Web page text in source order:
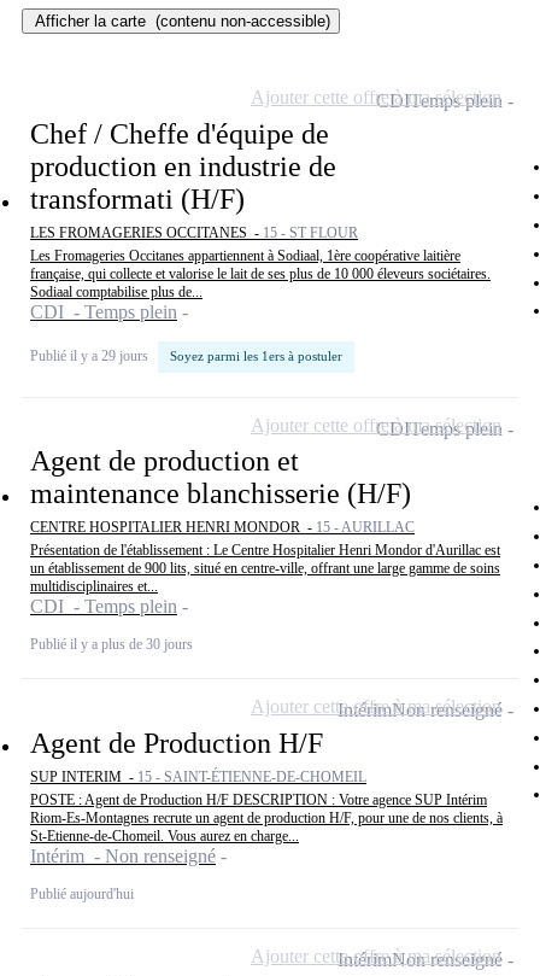
Afficher la carte (contenu non-accessible)
Chef / Cheffe d'équipe de
production en industrie de
transformati (H/F)
LES FROMAGERIES OCCITANES - 15 - ST FLOUR
Les Fromageries Occitanes appartiennent à Sodiaal, 1ère coopérative laitière
française, qui collecte et valorise le lait de ses plus de 10 000 éleveurs sociétaires.
Sodiaal comptabilise plus de...
CDI - Temps plein
Publié il y a 29 jours Soyez parmi les 1ers à postuler
CDITemps plein
Ajouter cette offre à ma sélection
Agent de production et
maintenance blanchisserie (H/F)
CENTRE HOSPITALIER HENRI MONDOR - 15 - AURILLAC
Présentation de l'établissement : Le Centre Hospitalier Henri Mondor d'Aurillac est
un établissement de 900 lits, situé en centre-ville, offrant une large gamme de soins
multidisciplinaires et...
CDI - Temps plein
Publié il y a plus de 30 jours
CDITemps plein
Ajouter cette offre à ma sélection
Agent de Production H/F
SUP INTERIM - 15 - SAINT-ÉTIENNE-DE-CHOMEIL
POSTE : Agent de Production H/F DESCRIPTION : Votre agence SUP Intérim
Riom-Es-Montagnes recrute un agent de production H/F, pour une de nos clients, à
St-Etienne-de-Chomeil. Vous aurez en charge...
Intérim - Non renseigné
Publié aujourd'hui
IntérimNon renseigné
Ajouter cette offre à ma sélection
IntérimNon renseigné
Ajouter cette offre à ma sélection